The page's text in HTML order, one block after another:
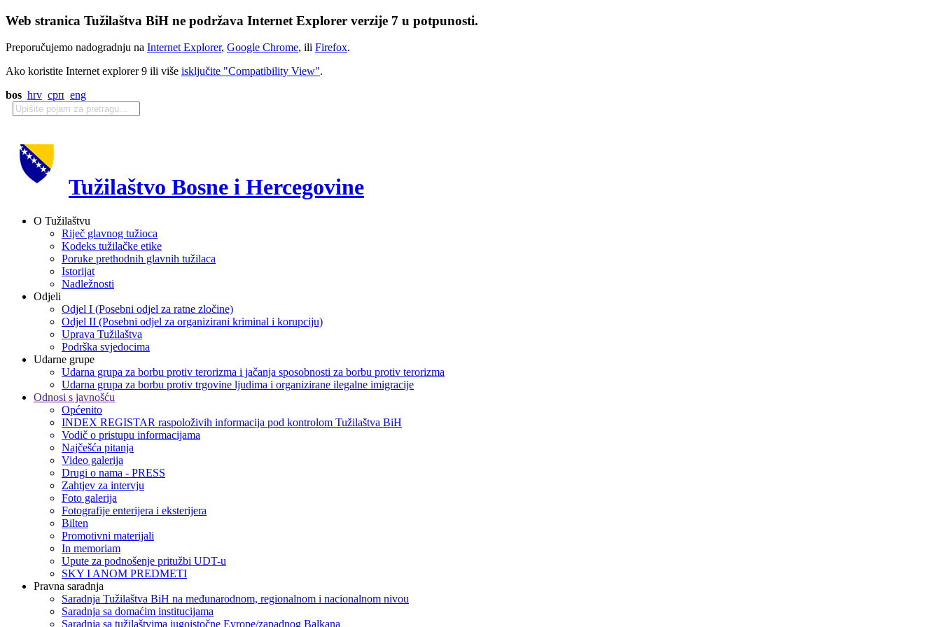
Web stranica Tužilaštva BiH ne podržava Internet Explorer verzije 7 u potpunosti.
Preporučujemo nadogradnju na Internet Explorer, Google Chrome, ili Firefox.
Ako koristite Internet explorer 9 ili više isključite "Compatibility View".
bos hrv срп eng
Tužilaštvo Bosne i Hercegovine
O Tužilaštvu
Riječ glavnog tužioca
Kodeks tužilačke etike
Poruke prethodnih glavnih tužilaca
Istorijat
Nadležnosti
Odjeli
Odjel I (Posebni odjel za ratne zločine)
Odjel II (Posebni odjel za organizirani kriminal i korupciju)
Uprava Tužilaštva
Podrška svjedocima
Udarne grupe
Udarna grupa za borbu protiv terorizma i jačanja sposobnosti za borbu protiv terorizma
Udarna grupa za borbu protiv trgovine ljudima i organizirane ilegalne imigracije
Odnosi s javnošću
Općenito
INDEX REGISTAR raspoloživih informacija pod kontrolom Tužilaštva BiH
Vodič o pristupu informacijama
Najčešća pitanja
Video galerija
Drugi o nama - PRESS
Zahtjev za intervju
Foto galerija
Fotografije enterijera i eksterijera
Bilten
Promotivni materijali
In memoriam
Upute za podnošenje pritužbi UDT-u
SKY I ANOM PREDMETI
Pravna saradnja
Saradnja Tužilaštva BiH na međunarodnom, regionalnom i nacionalnom nivou
Saradnja sa domaćim institucijama
Saradnja sa tužilaštvima jugoistočne Evrope/zapadnog Balkana